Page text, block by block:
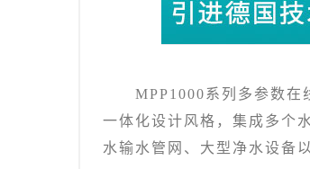
MPP1000系列多参数在线
一体化设计风格，集成多个
水输水管网、大型净水设备